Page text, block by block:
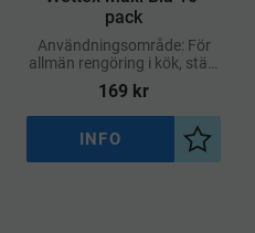
pack
Användningsområde: För
allmän rengöring i kök, städ,
vård, restaurang och
hushåll, särskilt vid behov av
större duk
169 kr
Lägg
INFO